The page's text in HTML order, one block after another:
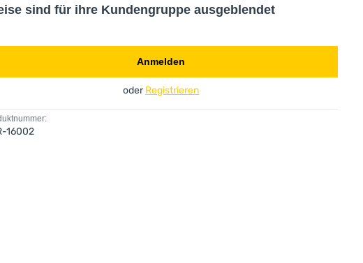
sind für ihre Kundengruppe ausgeblendet
Anmelden
oderRegistrieren
16002